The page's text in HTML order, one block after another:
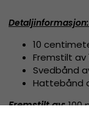
Detaljinformasjon:
10
Fremstilt av
Svedbånd
Hattebånd
Fremstilt av:100